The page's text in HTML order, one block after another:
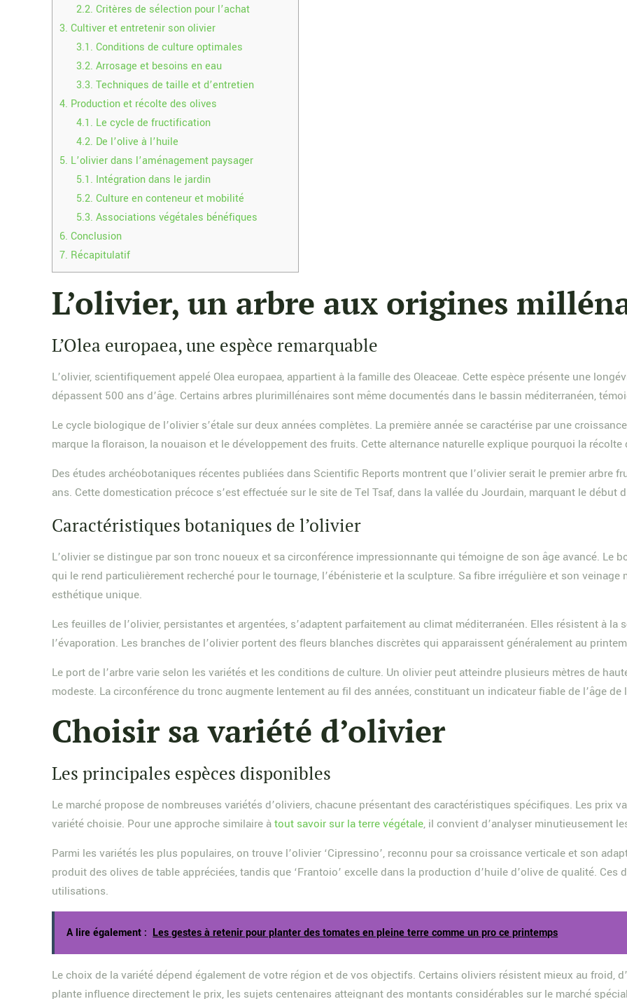
2.2. Critères de sélection pour l’achat
3. Cultiver et entretenir son olivier
3.1. Conditions de culture optimales
3.2. Arrosage et besoins en eau
3.3. Techniques de taille et d’entretien
4. Production et récolte des olives
4.1. Le cycle de fructification
4.2. De l’olive à l’huile
5. L’olivier dans l’aménagement paysager
5.1. Intégration dans le jardin
5.2. Culture en conteneur et mobilité
5.3. Associations végétales bénéfiques
6. Conclusion
7. Récapitulatif
L’olivier, un arbre aux origines
L’Olea europaea, une espèce remarquable
L’olivier, scientifiquement appelé Olea europaea, appartient à la famille des Oleaceae. Cette espèce présente une
dépassent 500 ans d’âge. Certains arbres plurimillénaires sont même documentés dans le bassin méditerranéen,
Le cycle biologique de l’olivier s’étale sur deux années complètes. La première année se caractérise par une
marque la floraison, la nouaison et le développement des fruits. Cette alternance naturelle explique pourquoi la récolte
Des études archéobotaniques récentes publiées dans Scientific Reports montrent que l’olivier serait le premier arbre
ans. Cette domestication précoce s’est effectuée sur le site de Tel Tsaf, dans la vallée du Jourdain, marquant le début
Caractéristiques botaniques de l’olivier
L’olivier se distingue par son tronc noueux et sa circonférence impressionnante qui témoigne de son âge avancé. Le
qui le rend particulièrement recherché pour le tournage, l’ébénisterie et la sculpture. Sa fibre irrégulière et son
esthétique unique.
Les feuilles de l’olivier, persistantes et argentées, s’adaptent parfaitement au climat méditerranéen. Elles résistent à
l’évaporation. Les branches de l’olivier portent des fleurs blanches discrètes qui apparaissent généralement au
Le port de l’arbre varie selon les variétés et les conditions de culture. Un olivier peut atteindre plusieurs mètres de
modeste. La circonférence du tronc augmente lentement au fil des années, constituant un indicateur fiable de l’âge de
Choisir sa variété d’olivier
Les principales espèces disponibles
Le marché propose de nombreuses variétés d’oliviers, chacune présentant des caractéristiques spécifiques. Les prix
variété choisie. Pour une approche similaire àtout savoir sur la terre végétale, il convient d’analyser minutieusement
Parmi les variétés les plus populaires, on trouve l’olivier ‘Cipressino’, reconnu pour sa croissance verticale et son
produit des olives de table appréciées, tandis que ‘Frantoio’ excelle dans la production d’huile d’olive de qualité.
utilisations.
A lire également : Les gestes à retenir pour planter des tomates en pleine terre comme un pro ce printemps
Le choix de la variété dépend également de votre région et de vos objectifs. Certains oliviers résistent mieux au froid,
plante influence directement le prix, les sujets centenaires atteignant des montants considérables sur le marché